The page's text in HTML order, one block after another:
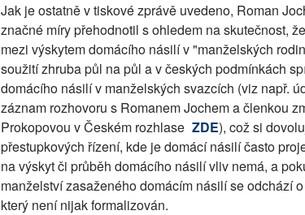
Jak je ostatně v tiskové zprávě uvedeno, Roman
značné míry přehodnotil s ohledem na skutečnost,
mezi výskytem domácího násilí v "manželských
soužití zhruba půl na půl a v českých podmínkách
domácího násilí v manželských svazcích (viz např.
záznam rozhovoru s Romanem Jochem a členkou
Prokopovou v Českém rozhlase ZDE), což si
přestupkových řízení, kde je domácí násilí často
na výskyt či průběh domácího násilí vliv nemá, a
manželství zasaženého domácím násilí se odchází
který není nijak formalizován.